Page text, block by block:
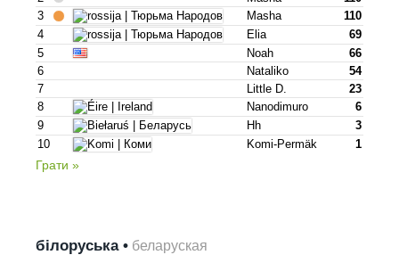
3
Masha
110
4
Elia
69
5
Noah
66
6
Nataliko
54
7
Little D.
23
8
Nanodimuro
6
9
Hh
3
10
Komi-Permäk 1
Грати »
білоруська • беларуская